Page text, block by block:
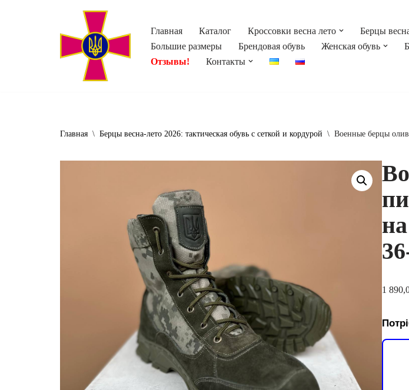
Главная Каталог Кроссовки весна лето Берцы
Большие размеры
Брендовая обувь Женская обувь
Отзывы!
Контакты
Главная \ Берцы весна-лето 2026: тактическая обувь с сеткой и кордурой \ Военные берцы
1